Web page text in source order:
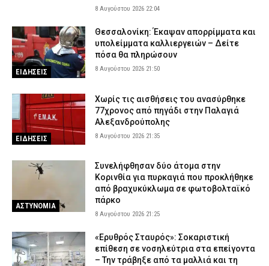
8 Αυγούστου 2026 22:04
ΕΙΔΗΣΕΙΣ
Θεσσαλονίκη: Έκαψαν απορρίμματα και
υπολείμματα καλλιεργειών – Δείτε
πόσα θα πληρώσουν
8 Αυγούστου 2026 21:50
ΕΙΔΗΣΕΙΣ
Χωρίς τις αισθήσεις του ανασύρθηκε
77χρονος από πηγάδι στην Παλαγιά
Αλεξανδρούπολης
8 Αυγούστου 2026 21:35
ΑΣΤΥΝΟΜΙΑ
Συνελήφθησαν δύο άτομα στην
Κορινθία για πυρκαγιά που προκλήθηκε
από βραχυκύκλωμα σε φωτοβολταϊκό
πάρκο
8 Αυγούστου 2026 21:25
«Ερυθρός Σταυρός»: Σοκαριστική
επίθεση σε νοσηλεύτρια στα επείγοντα
– Την τράβηξε από τα μαλλιά και τη